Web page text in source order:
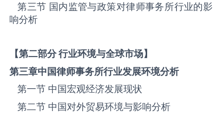
第三节 国内监管与政策对律师事务所‌‌‌行业的影
响分析
【第二部分 行业环境与全球市场】
第三章中国律师事务所行业发展环境分析
第一节 中国宏观经济发展现状
第二节 中国对外贸易环境与影响分析